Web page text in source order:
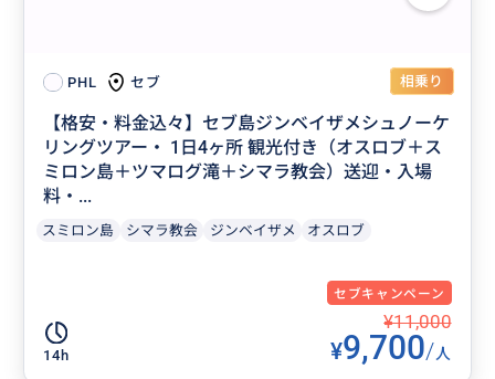
PHL セブ 相乗り
【格安・料金込々】セブ島ジンベイザメシュノーケ
リングツアー・ 1日4ヶ所 観光付き（オスロブ＋ス
ミロン島＋ツマログ滝＋シマラ教会）送迎・入場
料・...
スミロン島 シマラ教会 ジンベイザメ オスロブ
セブキャンペーン
14h
¥11,000
¥9,700/人